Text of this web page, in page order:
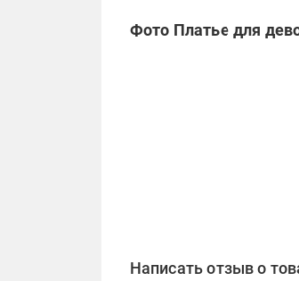
Фото Платье для
Написать отзыв о